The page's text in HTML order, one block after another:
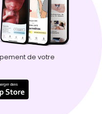
de votre